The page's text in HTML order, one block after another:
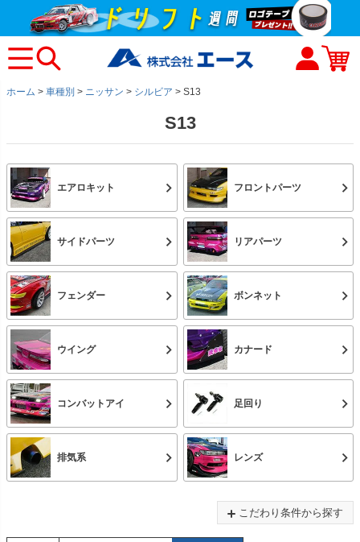
ホーム 車種別 ニッサン シルビア S13
S13
エアロキット フロントパーツ
サイドパーツ リアパーツ
フェンダー ボンネット
ウイング カナード
コンバットアイ 足回り
排気系 レンズ
こだわり条件から探す